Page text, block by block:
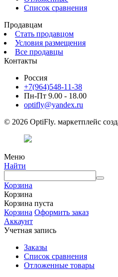
Список сравнения
Продавцам
Стать продавцом
Условия размещения
Все продавцы
Контакты
Россия
+7(964)548-11-38
Пн-Пт 9.00 - 18.00
optifly@yandex.ru
© 2026 OptiFly. маркетплейс
Меню
Найти
Корзина
Корзина
Корзина пуста
Корзина Оформить заказ
Аккаунт
Учетная запись
Заказы
Список сравнения
Отложенные товары